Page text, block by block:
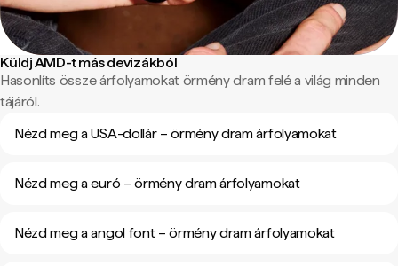
Küldj AMD-t más devizákból
Hasonlíts össze árfolyamokat örmény dram felé a világ minden
tájáról.
Nézd meg a USA-dollár – örmény dram árfolyamokat
Nézd meg a euró – örmény dram árfolyamokat
Nézd meg a angol font – örmény dram árfolyamokat